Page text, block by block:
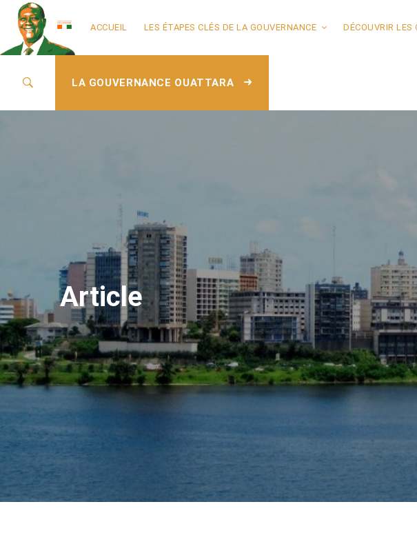
ACCUEIL LES ÉTAPES CLÉS DE LA GOUVERNANCE DÉCOUVRIR LES
LA GOUVERNANCE OUATTARA
Article